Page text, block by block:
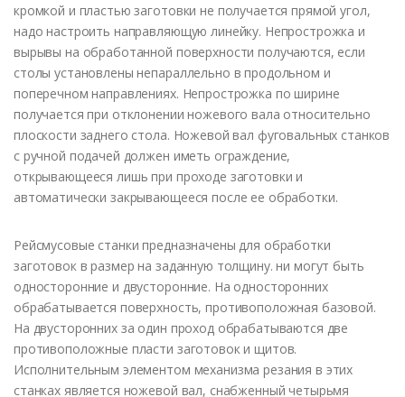
кромкой и пластью заготовки не получается прямой угол,
надо настроить направляющую линейку. Непрострожка и
вырывы на обработанной поверхности получаются, если
столы установлены непараллельно в продольном и
поперечном направлениях. Непрострожка по ширине
получается при отклонении ножевого вала относительно
плоскости заднего стола. Ножевой вал фуговальных станков
с ручной подачей должен иметь ограждение,
открывающееся лишь при проходе заготовки и
автоматически закрывающееся после ее обработки.
Рейсмусовые станки предназначены для обработки
заготовок в размер на заданную толщину. ни могут быть
односторонние и двусторонние. На односторонних
обрабатывается поверхность, противоположная базовой.
На двусторонних за один проход обрабатываются две
противоположные пласти заготовок и щитов.
Исполнительным элементом механизма резания в этих
станках является ножевой вал, снабженный четырьмя